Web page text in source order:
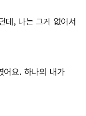
데, 나는 그게 없어서
어요. 하나의 내가